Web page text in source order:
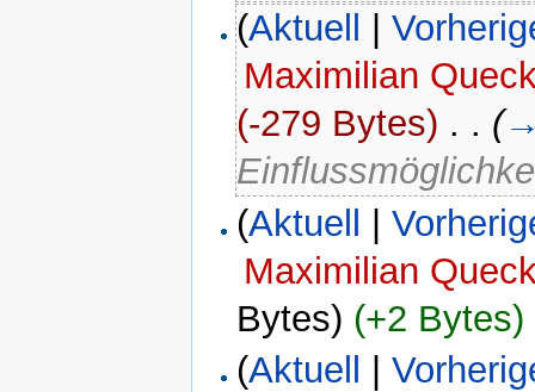
(Aktuell |
Maximilian
(-279 Bytes) . . (
(Aktuell |
Maximilian
Bytes) (+2 Bytes)
(Aktuell |